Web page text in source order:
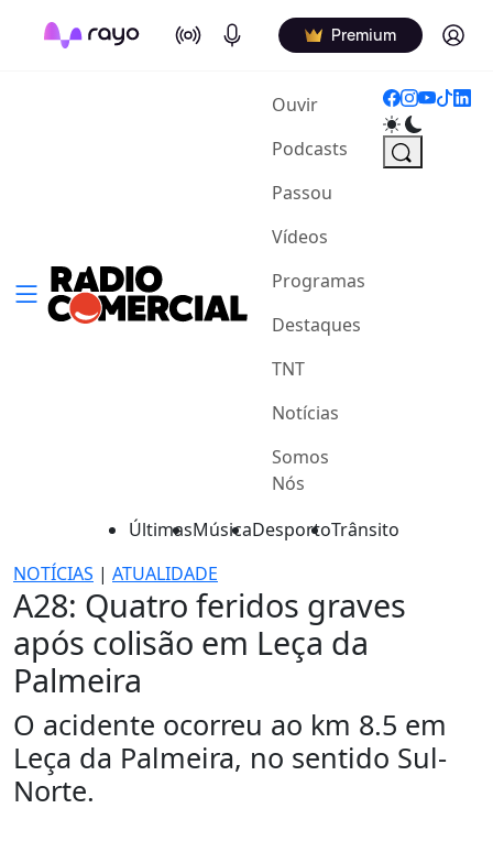
On Air Podcasts Premium Log in
Ouvir(current)
Podcasts
Passou
Vídeos
Programas
Destaques
TNT
Notícias
Somos
Nós
ÚltimasMúsicaDesportoTrânsito
NOTÍCIAS | ATUALIDADE
A28: Quatro feridos graves
após colisão em Leça da
Palmeira
O acidente ocorreu ao km 8.5 em
Leça da Palmeira, no sentido Sul-
Norte.